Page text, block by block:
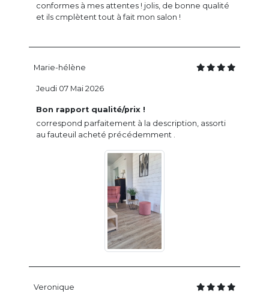
conformes à mes attentes ! jolis, de bonne qualité
et ils cmplètent tout à fait mon salon !
Marie-hélène
Bon rapport qualité/prix !
correspond parfaitement à la description, assorti
au fauteuil acheté précédemment .
Jeudi 07 Mai 2026
Veronique